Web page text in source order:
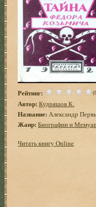
Рейтинг:
Автор: Кудряшов К.
Название: Александр
Жанр: Биографии и
Читать книгу Online